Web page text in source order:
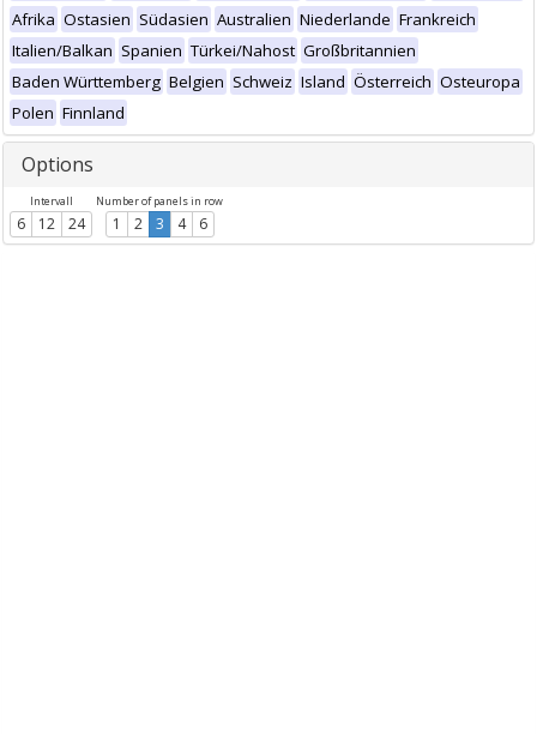
Afrika Ostasien Südasien Australien Niederlande Frankreich
Italien/Balkan Spanien Türkei/Nahost Großbritannien
Baden Württemberg Belgien Schweiz Island Österreich Osteuropa
Polen Finnland
Options
Intervall
6 12 24
Number of panels in row
1 2 3 4 6